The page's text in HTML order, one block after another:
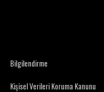
Bilgilendirme
Kişisel Verileri Koruma Kanunu